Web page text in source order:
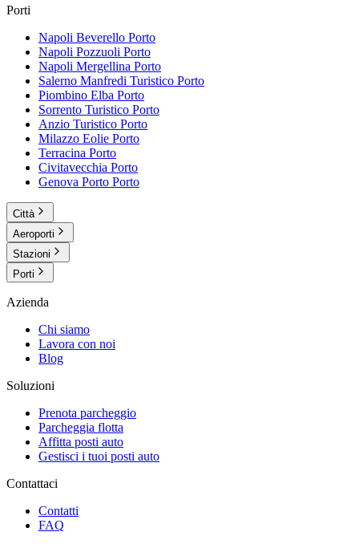
Porti
Napoli Beverello Porto
Napoli Pozzuoli Porto
Napoli Mergellina Porto
Salerno Manfredi Turistico Porto
Piombino Elba Porto
Sorrento Turistico Porto
Anzio Turistico Porto
Milazzo Eolie Porto
Terracina Porto
Civitavecchia Porto
Genova Porto Porto
Città
Aeroporti
Stazioni
Porti
Azienda
Chi siamo
Lavora con noi
Blog
Soluzioni
Prenota parcheggio
Parcheggia flotta
Affitta posti auto
Gestisci i tuoi posti auto
Contattaci
Contatti
FAQ